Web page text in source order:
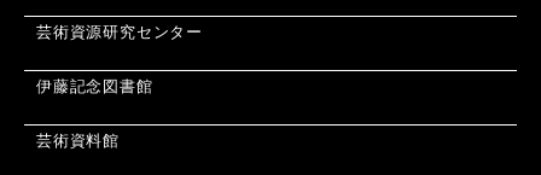
芸術資源研究センター
伊藤記念図書館
芸術資料館